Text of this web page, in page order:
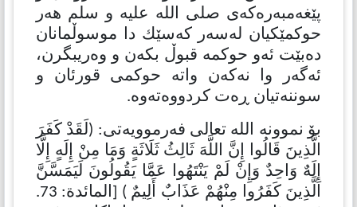
پێغەمبەرەكەی صلی الله علیه و سلم هەر
حوكمێكیان لەسەر كەسێك دا موسوڵمانان
دەبێت ئەو حوكمە قبوڵ بكەن و وەریبگرن،
ئەگەر وا نەكەن واتە حوكمی قورئان و
سوننەتیان ڕەت كردووەتەوە.
بۆ نموونە الله تعالی فەرموویەتی: (لَقَدْ كَفَرَ
الَّذِينَ قَالُوا إِنَّ اللَّهَ ثَالِثُ ثَلَاثَةٍ وَمَا مِنْ إِلَهٍ إِلَّا
إِلَهٌ وَاحِدٌ وَإِنْ لَمْ يَنْتَهُوا عَمَّا يَقُولُونَ لَيَمَسَّنَّ
الَّذِينَ كَفَرُوا مِنْهُمْ عَذَابٌ أَلِيمٌ ) [المائدة: 73.